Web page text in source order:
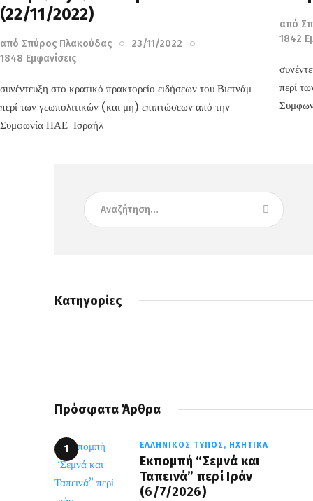
(22/11/2022)
από Σπύρος Πλακούδας
23/11/2022
1848 Εμφανίσεις
συνέντευξη στο κρατικό πρακτορείο ειδήσεων του Βιετνάμ
περί των γεωπολιτικών (και μη) επιπτώσεων από την
Συμφωνία ΗΑΕ-Ισραήλ
από
1842
περί
Κατηγορίες
Πρόσφατα Άρθρα
ΕΛΛΗΝΙΚΌΣ ΤΎΠΟΣ, ΗΧΗΤΙΚΆ
Εκπομπή “Σεμνά και
Ταπεινά” περί Ιράν
(6/7/2026)